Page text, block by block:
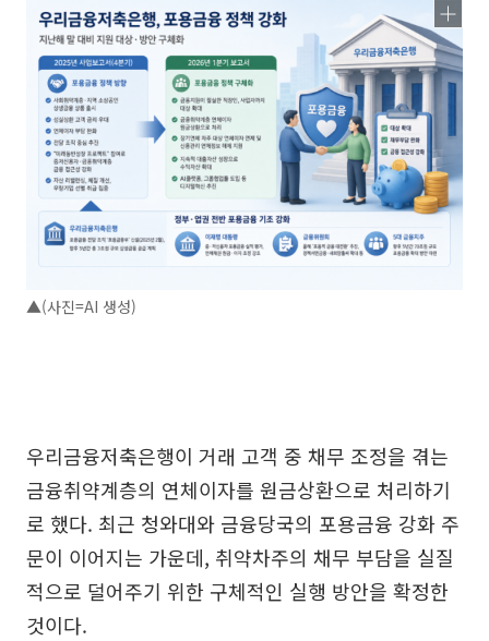
▲(사진=AI 생성)
우리금융저축은행이 거래 고객 중 채무 조정을 겪는
금융취약계층의 연체이자를 원금상환으로 처리하기
로 했다. 최근 청와대와 금융당국의 포용금융 강화 주
문이 이어지는 가운데, 취약차주의 채무 부담을 실질
적으로 덜어주기 위한 구체적인 실행 방안을 확정한
것이다.